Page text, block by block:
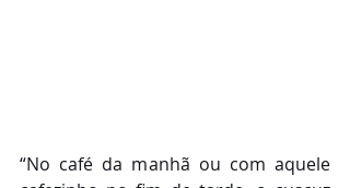
“No café da manhã ou com aquele